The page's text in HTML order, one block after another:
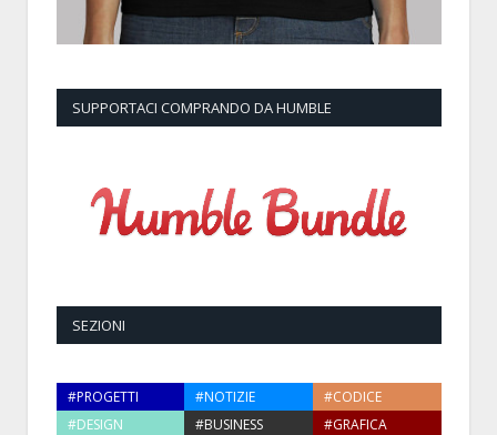
SUPPORTACI COMPRANDO DA HUMBLE
SEZIONI
#PROGETTI #NOTIZIE
#CODICE
#DESIGN
#BUSINESS
#GRAFICA